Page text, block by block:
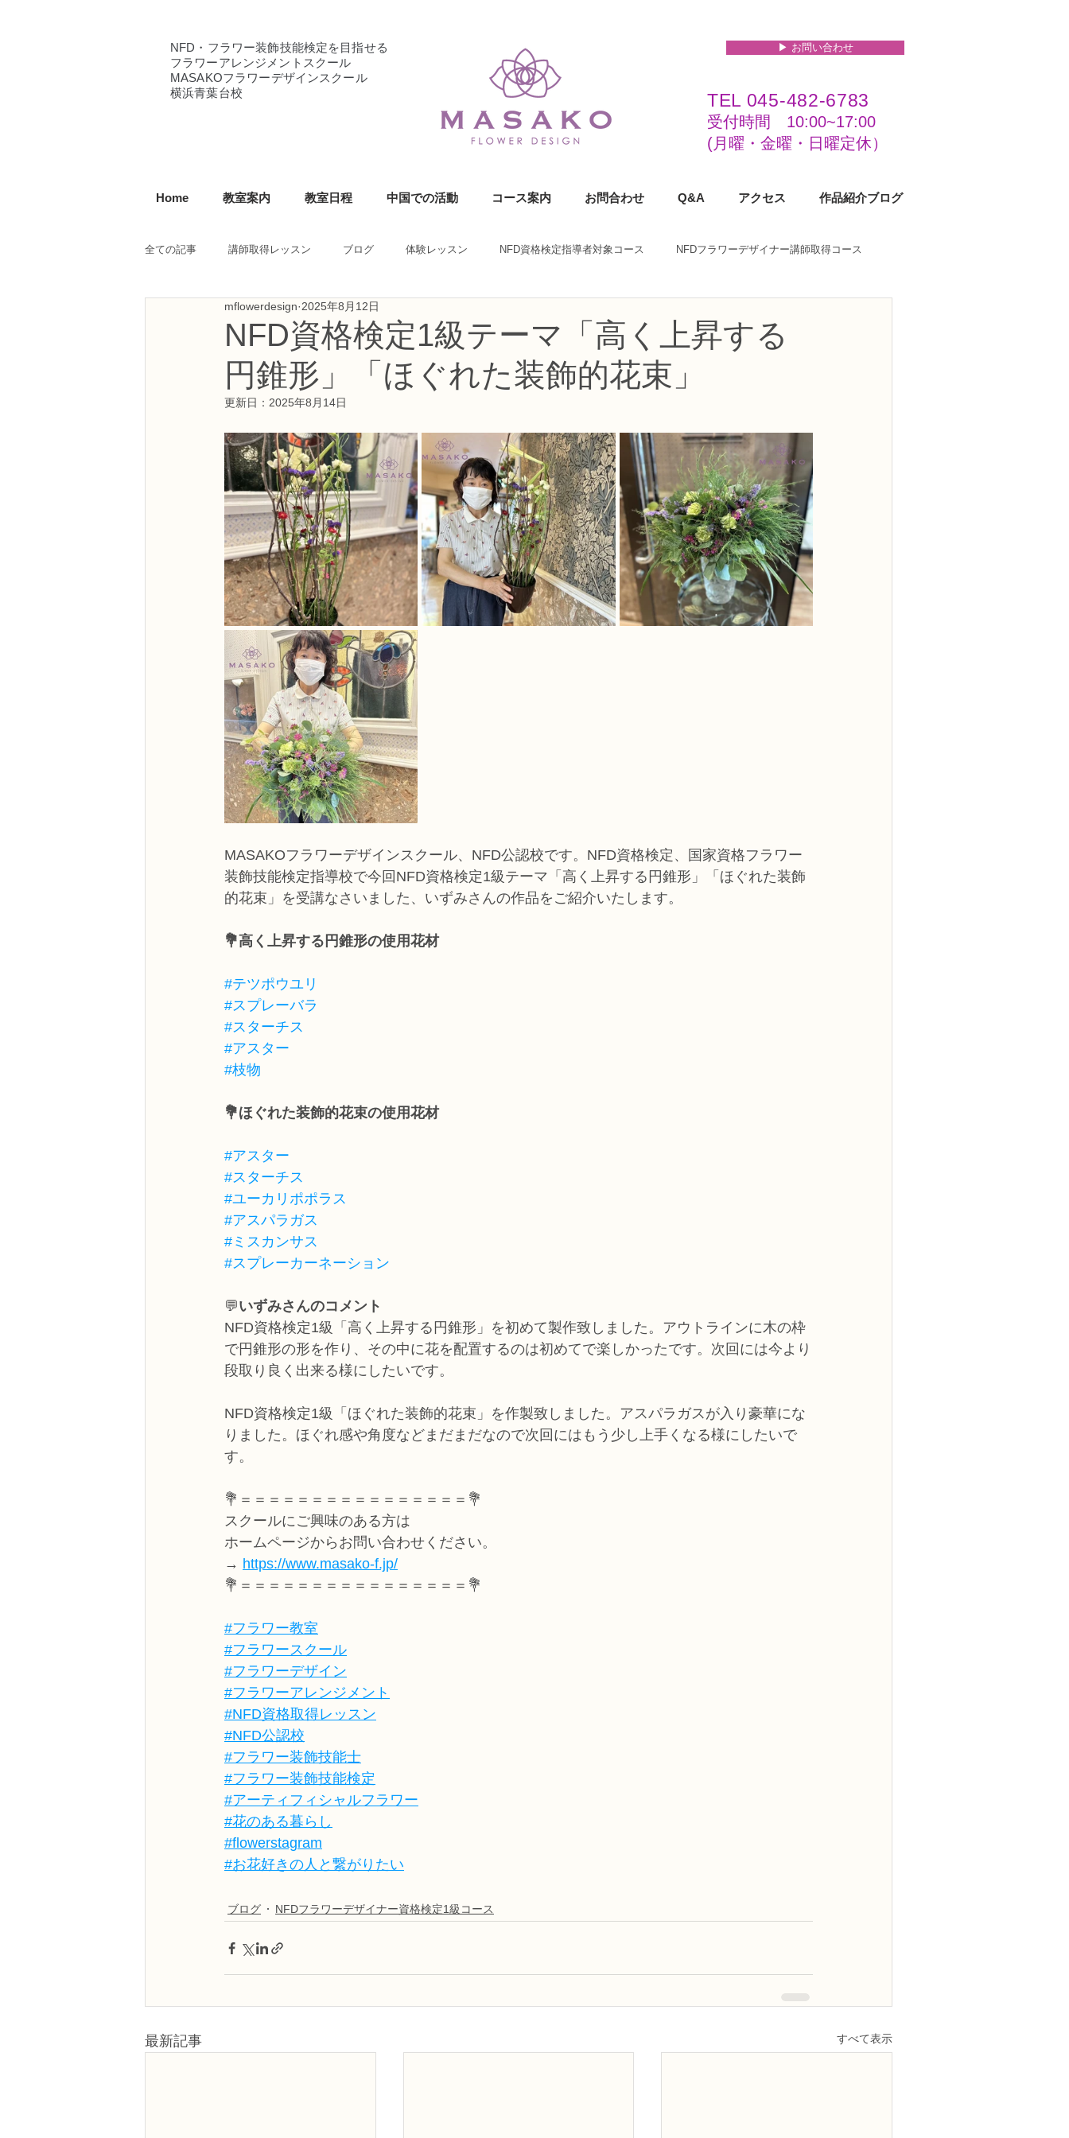
NFD・フラワー装飾技能検定を目指せる
フラワーアレンジメントスクール
MASAKOフラワーデザインスクール
横浜青葉台校
▶︎ お問い合わせ
TEL 045-482-6783
受付時間 10:00~17:00​​​
(​月曜・金曜・日曜定休）
Home 教室案内 教室日程 中国での活動 コース案内 お問合わせ Q&A アクセス 作品紹介ブログ
全ての記事 講師取得レッスン ブログ 体験レッスン NFD資格検定指導者対象コース NFDフラワーデザイナー講師取得コース
NFD講師研究科コース NFDフラワーデザイナー資格検定1級コース
NFDフラワーデザイナー資格検定3級コース フラワー装飾技能検定1級レッスン フラワー装飾技能士検定2級
フラワー装飾技能検定3級 趣味で楽しむフラワーレッスン アーティフィシャルフラワーコース 生花コース
NFDディプロマアーティフィシャルコース NFDディプロマウエディングコース NFDディプロマプリザーブドフラワーコース
NFDディプロマインドアガーデニングコース NFDベーシックマスターコース キッズフラワーレッス トピックス
教室からのお知らせ
NFD資格検定1級テーマ「高く上昇する
円錐形」「ほぐれた装飾的花束」
mflowerdesign 2025年8月12日
更新日： 2025年8月14日
MASAKOフラワーデザインスクール、NFD公認校です。NFD資格検定、国家資格フラワー
装飾技能検定指導校で今回NFD資格検定1級テーマ「高く上昇する円錐形」「ほぐれた装飾
的花束」を受講なさいました、いずみさんの作品をご紹介いたします。
💐高く上昇する円錐形の使用花材
#テツポウユリ
#スプレーバラ
#スターチス
#アスター
#枝物
💐ほぐれた装飾的花束の使用花材
#アスター
#スターチス
#ユーカリポポラス
#アスパラガス
#ミスカンサス
#スプレーカーネーション
💬いずみさんのコメント
NFD資格検定1級「高く上昇する円錐形」を初めて製作致しました。アウトラインに木の枠
で円錐形の形を作り、その中に花を配置するのは初めてで楽しかったです。次回には今より
段取り良く出来る様にしたいです。
NFD資格検定1級「ほぐれた装飾的花束」を作製致しました。アスパラガスが入り豪華にな
りました。ほぐれ感や角度などまだまだなので次回にはもう少し上手くなる様にしたいで
す。
💐＝＝＝＝＝＝＝＝＝＝＝＝＝＝＝＝💐
スクールにご興味のある方は
ホームページからお問い合わせください。
→ https://www.masako-f.jp/
💐＝＝＝＝＝＝＝＝＝＝＝＝＝＝＝＝💐
#フラワー教室
#フラワースクール
#フラワーデザイン
#フラワーアレンジメント
#NFD資格取得レッスン
#NFD公認校
#フラワー装飾技能士
#フラワー装飾技能検定
#アーティフィシャルフラワー
#花のある暮らし
#flowerstagram
#お花好きの人と繋がりたい
ブログ NFDフラワーデザイナー資格検定1級コース
最新記事 すべて表示